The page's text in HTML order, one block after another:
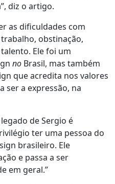
diz o artigo.
as dificuldades com
obstinação,
Ele foi um
no Brasil, mas também
que acredita nos valores
ser a expressão, na
de Sergio é
ter uma pessoa do
brasileiro. Ele
e passa a ser
em geral.”